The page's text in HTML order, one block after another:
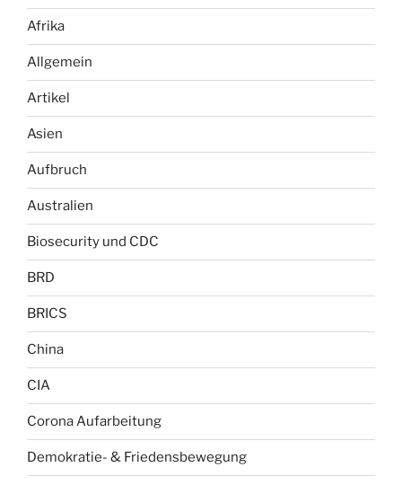
Afrika
Allgemein
Artikel
Asien
Aufbruch
Australien
Biosecurity und CDC
BRD
BRICS
China
CIA
Corona Aufarbeitung
Demokratie- & Friedensbewegung